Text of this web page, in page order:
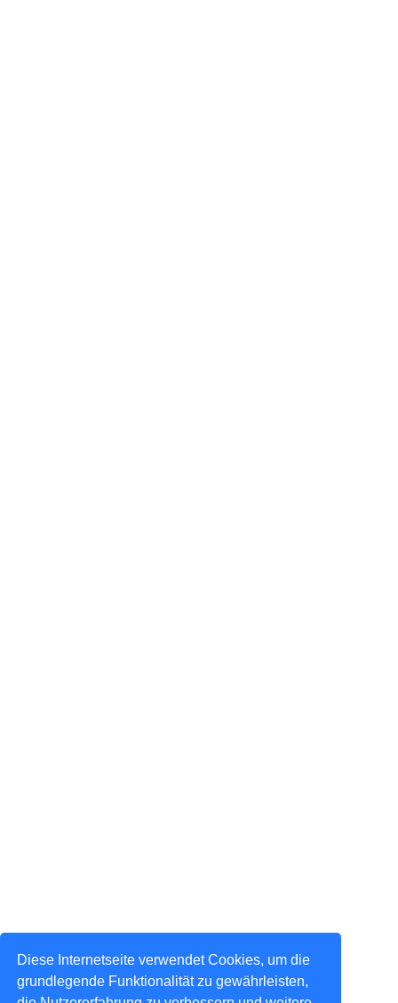
Diese Internetseite verwendet Cookies, um die
grundlegende Funktionalität zu gewährleisten,